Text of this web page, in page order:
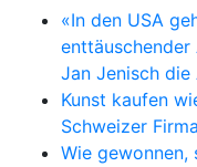
«In den USA
Jan Jenisch
Kunst kaufen
Schweizer
Wie gewonnen,